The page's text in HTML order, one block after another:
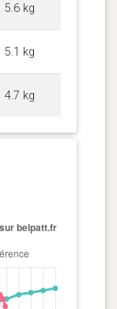
5.6 kg
5.1 kg
4.7 kg